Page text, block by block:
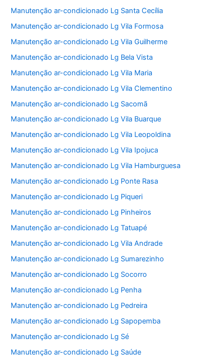
Manutenção ar-condicionado Lg Santa Cecília
Manutenção ar-condicionado Lg Vila Formosa
Manutenção ar-condicionado Lg Vila Guilherme
Manutenção ar-condicionado Lg Bela Vista
Manutenção ar-condicionado Lg Vila Maria
Manutenção ar-condicionado Lg Vila Clementino
Manutenção ar-condicionado Lg Sacomã
Manutenção ar-condicionado Lg Vila Buarque
Manutenção ar-condicionado Lg Vila Leopoldina
Manutenção ar-condicionado Lg Vila Ipojuca
Manutenção ar-condicionado Lg Vila Hamburguesa
Manutenção ar-condicionado Lg Ponte Rasa
Manutenção ar-condicionado Lg Piqueri
Manutenção ar-condicionado Lg Pinheiros
Manutenção ar-condicionado Lg Tatuapé
Manutenção ar-condicionado Lg Vila Andrade
Manutenção ar-condicionado Lg Sumarezinho
Manutenção ar-condicionado Lg Socorro
Manutenção ar-condicionado Lg Penha
Manutenção ar-condicionado Lg Pedreira
Manutenção ar-condicionado Lg Sapopemba
Manutenção ar-condicionado Lg Sé
Manutenção ar-condicionado Lg Saúde